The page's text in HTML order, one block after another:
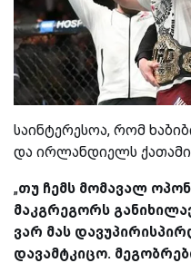
საინტერესოა, რომ
და ირლანდიელს
„თუ ჩემს მომავალ
მაკგრეგორს
ვარ მას
დავამტკიცო.